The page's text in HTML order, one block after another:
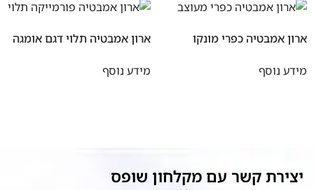
ארון אמבטיה כפרי מונקו
מידע נוסף
ארון אמבטיה תלוי דגם אומגה
מידע נוסף
יצירת קשר עם מקלחון שופס